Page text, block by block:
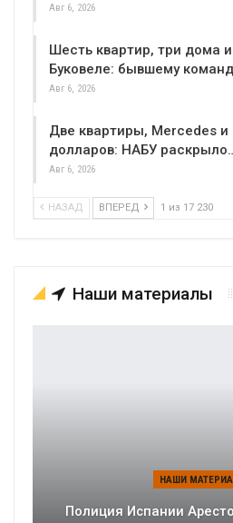
Авг 6, 2026
Шесть квартир, три дома
Буковеле: бывшему
Авг 6, 2026
Две квартиры, Mercedes
долларов: НАБУ
Авг 6, 2026
НАЗАД ВПЕРЕД 1 из 17 230
Наши материалы
НАШИ
Полиция Испании